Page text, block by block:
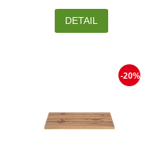
DETAIL
-20%